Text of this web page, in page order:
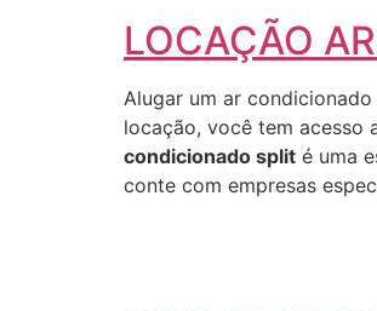
LOCAÇÃO
Alugar um ar
locação, você tem acesso
condicionado split é uma
conte com empresas